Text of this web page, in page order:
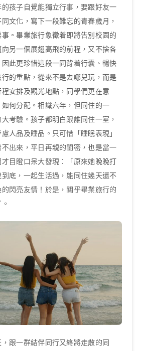
孩子自覺能獨立行事，要跟好友一
文化，寫下一段難忘的青春歲月，
。畢業旅行象徵着即將告別校園的
另一個展翅高飛的前程，又不捨各
此更珍惜這段一同背着行囊、暢快
的重點，從來不是去哪兒玩，而是
安排及觀光地點，同學們更在意
如何分配。相識六年，但同住的一
考驗。孩子都明白跟誰同住一室，
人品及睡品。只可惜「睡眠表現」
出來，平日再親的閨密，也是當一
目瞪口呆大發現：「原來她晚晚打
底，一起生活過，能同住幾天還不
閃亮友情！於是，關乎畢業旅行的
跟一群結伴同行又終將走散的同